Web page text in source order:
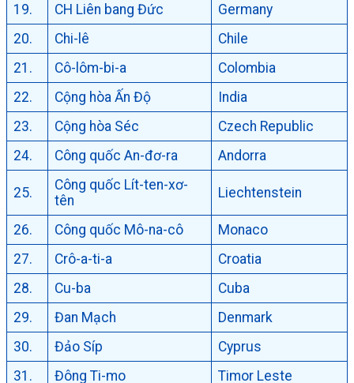
19.
CH Liên bang Đức
Germany
20.
Chi-lê
Chile
21.
Cô-lôm-bi-a
Colombia
22.
Cộng hòa Ấn Độ
India
23.
Cộng hòa Séc
Czech Republic
24.
Công quốc An-đơ-ra Andorra
25.
Công quốc Lít-ten-xơ-
tên
Liechtenstein
26. Công quốc Mô-na-cô
Monaco
27.
Crô-a-ti-a
Croatia
28.
Cu-ba
Cuba
29.
Đan Mạch
Denmark
30.
Đảo Síp
Cyprus
31.
Đông Ti-mo Timor Leste